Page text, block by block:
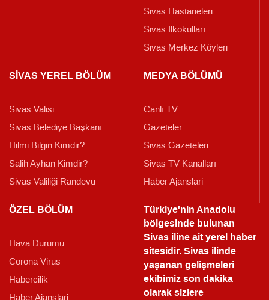
Sivas Hastaneleri
Sivas İlkokulları
Sivas Merkez Köyleri
SİVAS YEREL BÖLÜM
Sivas Valisi
Sivas Belediye Başkanı
Hilmi Bilgin Kimdir?
Salih Ayhan Kimdir?
Sivas Valiliği Randevu
MEDYA BÖLÜMÜ
Canlı TV
Gazeteler
Sivas Gazeteleri
Sivas TV Kanalları
Haber Ajanslari
ÖZEL BÖLÜM
Hava Durumu
Corona Virüs
Habercilik
Haber Ajanslari
Türkiye'nin Anadolu
bölgesinde bulunan
Sivas iline ait yerel haber
sitesidir. Sivas ilinde
yaşanan gelişmeleri
ekibimiz son dakika
olarak sizlere